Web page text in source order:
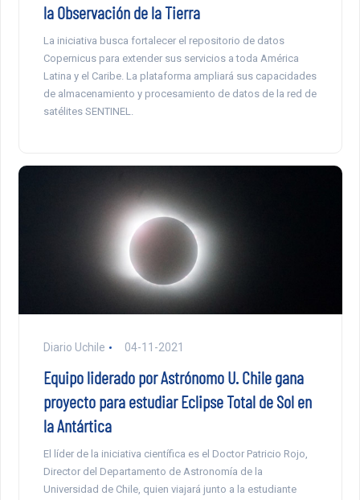
la Observación de la Tierra
La iniciativa busca fortalecer el repositorio de datos
Copernicus para extender sus servicios a toda América
Latina y el Caribe. La plataforma ampliará sus capacidades
de almacenamiento y procesamiento de datos de la red de
satélites SENTINEL.
Diario Uchile 04-11-2021
Equipo liderado por Astrónomo U. Chile gana
proyecto para estudiar Eclipse Total de Sol en
la Antártica
El líder de la iniciativa científica es el Doctor Patricio Rojo,
Director del Departamento de Astronomía de la
Universidad de Chile, quien viajará junto a la estudiante